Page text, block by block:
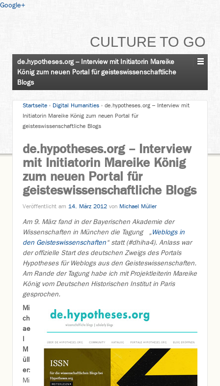
Google+
CULTURE TO GO
de.hypotheses.org – Interview mit Initiatorin Mareike
König zum neuen Portal für geisteswissenschaftliche
Blogs
Startseite › Digital Humanities › de.hypotheses.org – Interview mit
Initiatorin Mareike König zum neuen Portal für
geisteswissenschaftliche Blogs
de.hypotheses.org – Interview
mit Initiatorin Mareike König
zum neuen Portal für
geisteswissenschaftliche Blogs
Veröffentlicht am 14. März 2012 von Michael Müller
Am 9. März fand in der Bayerischen Akademie der
Wissenschaften in München die Tagung „Weblogs in
den Geisteswissenschaften“ statt (#dhiha4). Anlass war
der offizielle Start des deutschen Zweigs des Portals
Hypotheses für Weblogs aus den Geisteswissenschaften.
Am Rande der Tagung habe ich mit Projektleiterin Mareike
König vom Deutschen Historischen Institut in Paris
gesprochen.
Mi
ch
ae
l
M
üll
er:
Mi